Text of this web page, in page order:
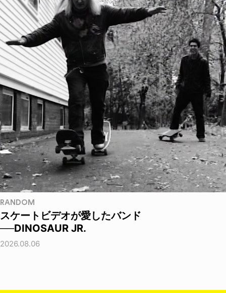
RANDOM
スケートビデオが愛したバンド
──DINOSAUR JR.
2026.08.06